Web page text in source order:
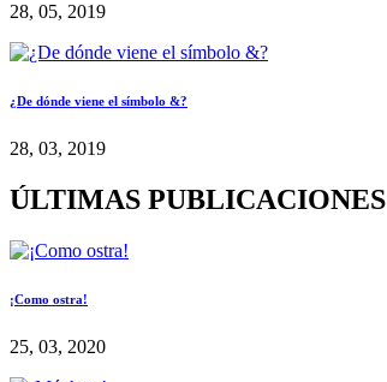
28, 05, 2019
¿De dónde viene el símbolo &?
28, 03, 2019
ÚLTIMAS PUBLICACIONES
¡Como ostra!
25, 03, 2020